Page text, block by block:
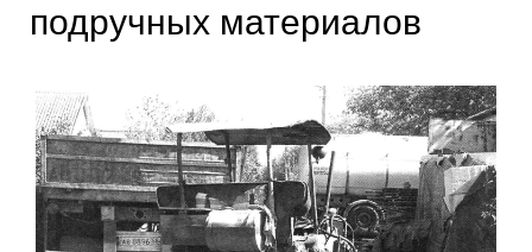
подручных материалов